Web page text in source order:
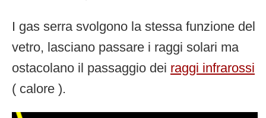
I gas serra svolgono la stessa funzione del
vetro, lasciano passare i raggi solari ma
ostacolano il passaggio dei raggi infrarossi
( calore ).